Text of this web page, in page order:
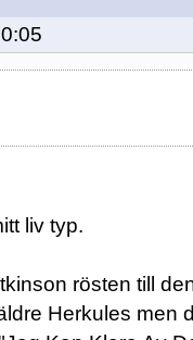
liv typ.
rösten till
Herkules men